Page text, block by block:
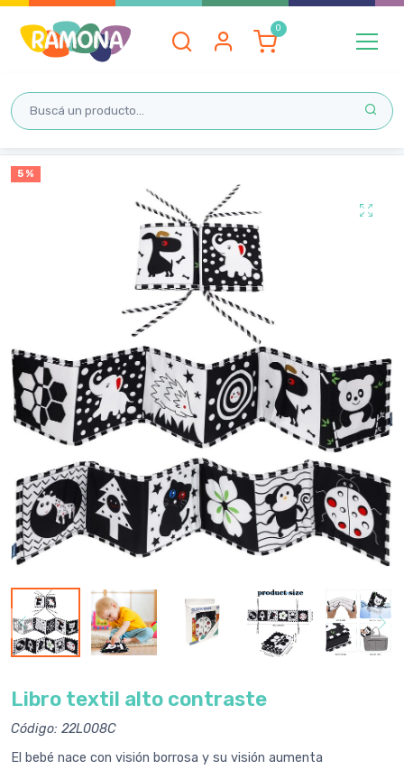
5 %
Libro textil alto contraste
Código: 22L008C
El bebé nace con visión borrosa y su visión aumenta